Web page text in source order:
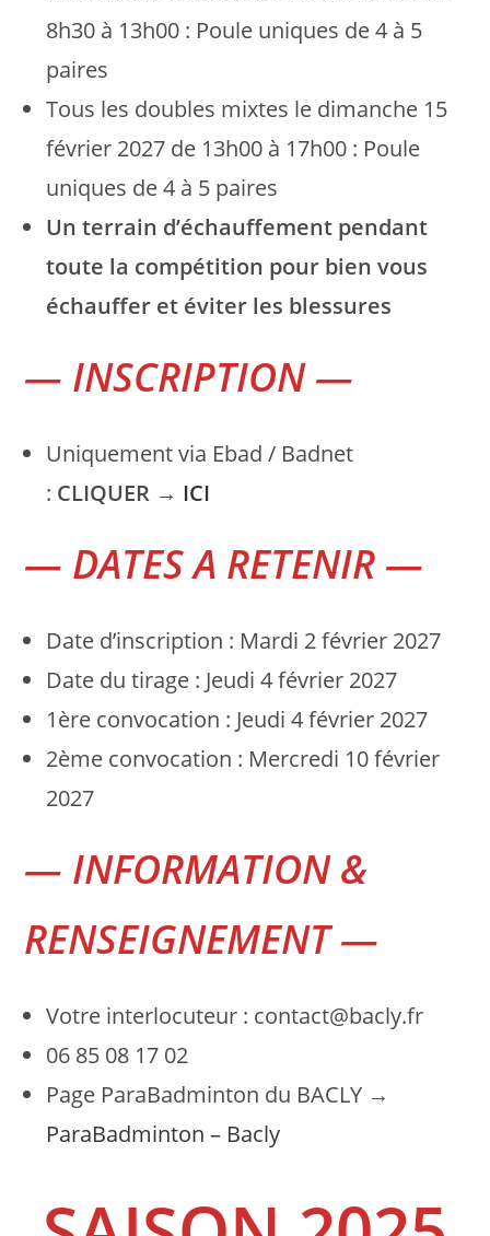
8h30 à 13h00 : Poule uniques de 4 à 5
paires
Tous les doubles mixtes le dimanche 15
février 2027 de 13h00 à 17h00 : Poule
uniques de 4 à 5 paires
Un terrain d’échauffement pendant
toute la compétition pour bien vous
échauffer et éviter les blessures
— INSCRIPTION —
Uniquement via Ebad / Badnet
: CLIQUER → ICI
— DATES A RETENIR —
Date d’inscription : Mardi 2 février 2027
Date du tirage : Jeudi 4 février 2027
1ère convocation : Jeudi 4 février 2027
2ème convocation : Mercredi 10 février
2027
— INFORMATION &
RENSEIGNEMENT —
Votre interlocuteur : contact@bacly.fr
06 85 08 17 02
Page ParaBadminton du BACLY →
ParaBadminton – Bacly